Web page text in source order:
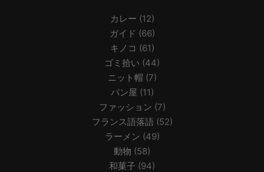
カレー (12)
ガイド (66)
キノコ (61)
ゴミ拾い (44)
ニット帽 (7)
パン屋 (11)
ファッション (7)
フランス語落語 (52)
ラーメン (49)
動物 (58)
和菓子 (94)